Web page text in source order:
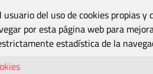
del uso de cookies propias y
por esta página web para
estadística de la